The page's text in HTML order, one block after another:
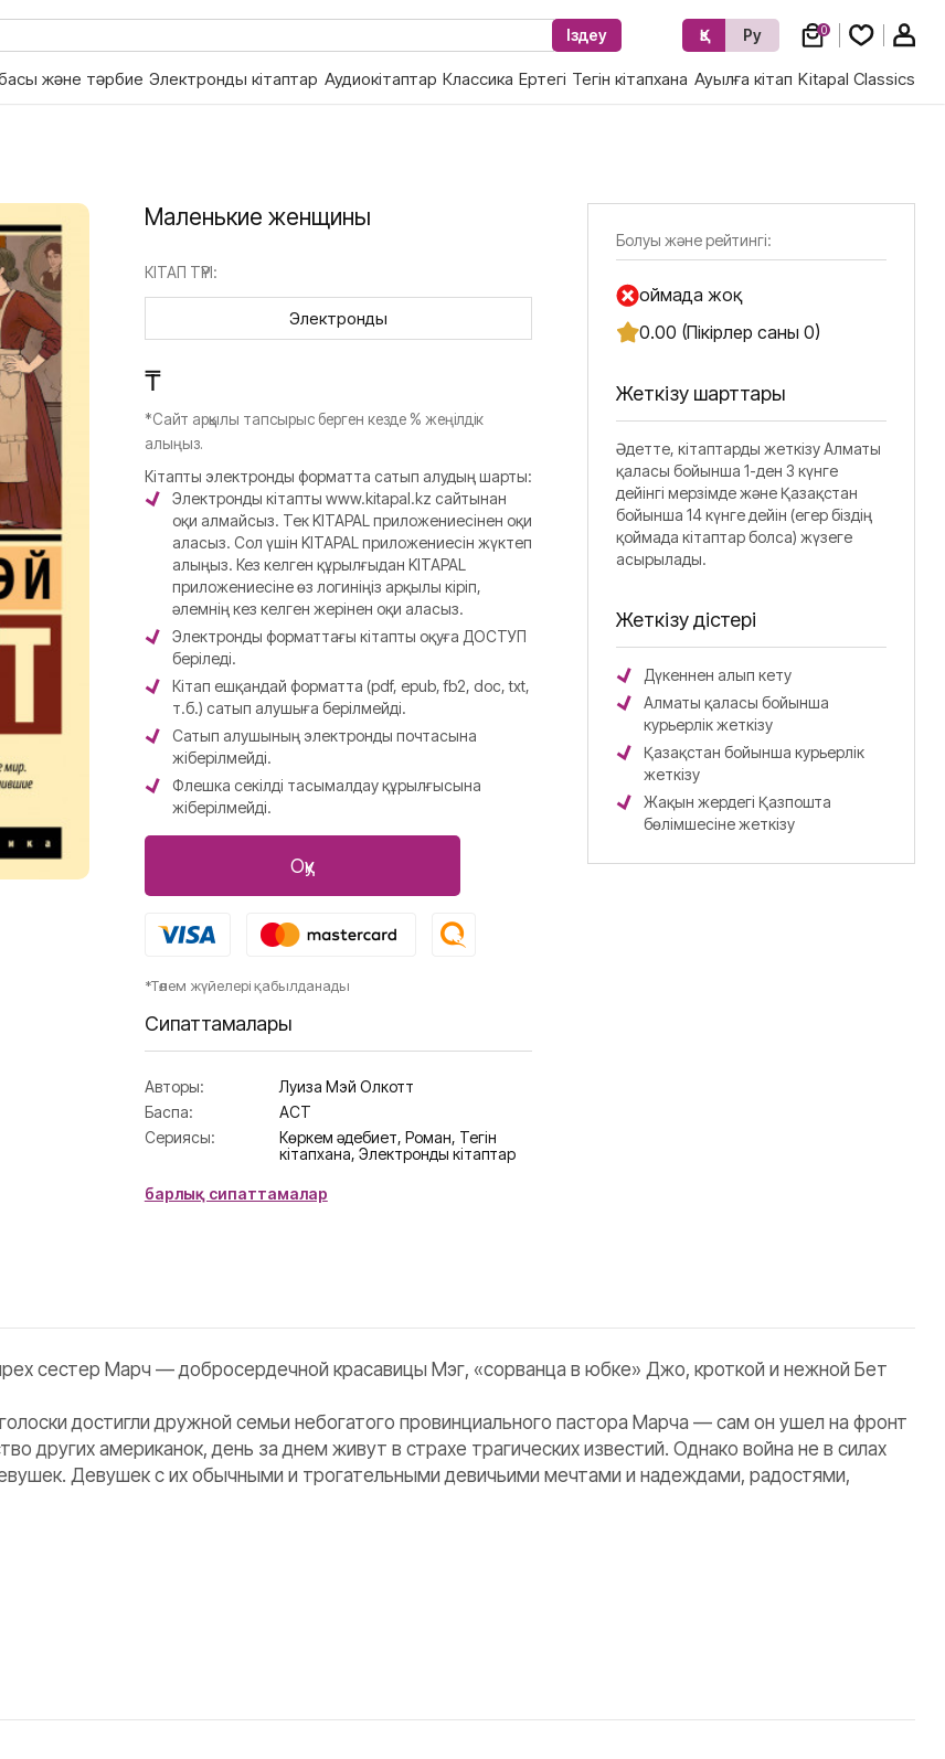
Іздеу Қз Ру 0
және тәрбие Электронды кітаптар Аудиокітаптар Классика Ертегі Тегін кітапхана Ауылға кітап Kitapal Classics
Маленькие женщины
КІТАП ТҮРІ:
Электронды
₸
*Сайт арқылы тапсырыс берген кезде % жеңілдік
алыңыз.
Кітапты электронды форматта сатып алудың шарты:
Электронды кітапты www.kitapal.kz сайтынан
оқи алмайсыз. Тек KITAPAL приложениесінен оқи
аласыз. Сол үшін KITAPAL приложениесін жүктеп
алыңыз. Кез келген құрылғыдан KITAPAL
приложениесіне өз логиніңіз арқылы кіріп,
әлемнің кез келген жерінен оқи аласыз.
Электронды форматтағы кітапты оқуға ДОСТУП
беріледі.
Кітап ешқандай форматта (pdf, epub, fb2, doc, txt,
т.б.) сатып алушыға берілмейді.
Сатып алушының электронды почтасына
жіберілмейді.
Флешка секілді тасымалдау құрылғысына
жіберілмейді.
Оқу
*Төлем жүйелері қабылданады
Сипаттамалары
Авторы:
Луиза Мэй Олкотт
Баспа:
АСТ
Сериясы:
Көркем әдебиет, Роман, Тегін
кітапхана, Электронды кітаптар
барлық сипаттамалар
Болуы және рейтингі:
Қоймада жоқ
0.00 (Пікірлер саны 0)
Жеткізу шарттары
Әдетте, кітаптарды жеткізу Алматы
қаласы бойынша 1-ден 3 күнге
дейінгі мерзімде және Қазақстан
бойынша 14 күнге дейін (егер біздің
қоймада кітаптар болса) жүзеге
асырылады.
Жеткізу әдістері
Дүкеннен алып кету
Алматы қаласы бойынша
курьерлік жеткізу
Қазақстан бойынша курьерлік
жеткізу
Жақын жердегі Қазпошта
бөлімшесіне жеткізу
сестер Марч — добросердечной красавицы Мэг, «сорванца в юбке» Джо, кроткой и нежной Бет
достигли дружной семьи небогатого провинциального пастора Марча — сам он ушел на фронт
других американок, день за днем живут в страхе трагических известий. Однако война не в силах
Девушек с их обычными и трогательными девичьими мечтами и надеждами, радостями,